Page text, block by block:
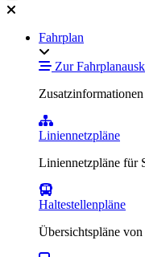
Fahrplan
Zur
Zusatzinformationen
Liniennetzpläne
Liniennetzpläne für
Haltestellenpläne
Übersichtspläne